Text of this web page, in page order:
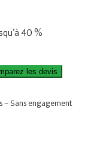
40 %
les devis
– Sans engagement